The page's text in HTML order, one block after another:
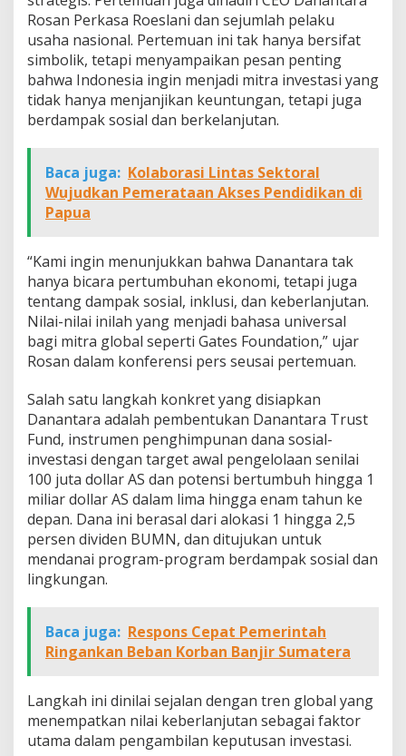
Rosan Perkasa Roeslani dan sejumlah pelaku
usaha nasional. Pertemuan ini tak hanya bersifat
simbolik, tetapi menyampaikan pesan penting
bahwa Indonesia ingin menjadi mitra investasi yang
tidak hanya menjanjikan keuntungan, tetapi juga
berdampak sosial dan berkelanjutan.
Baca juga: Kolaborasi Lintas Sektoral
Wujudkan Pemerataan Akses Pendidikan di
Papua
“Kami ingin menunjukkan bahwa Danantara tak
hanya bicara pertumbuhan ekonomi, tetapi juga
tentang dampak sosial, inklusi, dan keberlanjutan.
Nilai-nilai inilah yang menjadi bahasa universal
bagi mitra global seperti Gates Foundation,” ujar
Rosan dalam konferensi pers seusai pertemuan.
Salah satu langkah konkret yang disiapkan
Danantara adalah pembentukan Danantara Trust
Fund, instrumen penghimpunan dana sosial-
investasi dengan target awal pengelolaan senilai
100 juta dollar AS dan potensi bertumbuh hingga 1
miliar dollar AS dalam lima hingga enam tahun ke
depan. Dana ini berasal dari alokasi 1 hingga 2,5
persen dividen BUMN, dan ditujukan untuk
mendanai program-program berdampak sosial dan
lingkungan.
Baca juga: Respons Cepat Pemerintah
Ringankan Beban Korban Banjir Sumatera
Langkah ini dinilai sejalan dengan tren global yang
menempatkan nilai keberlanjutan sebagai faktor
utama dalam pengambilan keputusan investasi.